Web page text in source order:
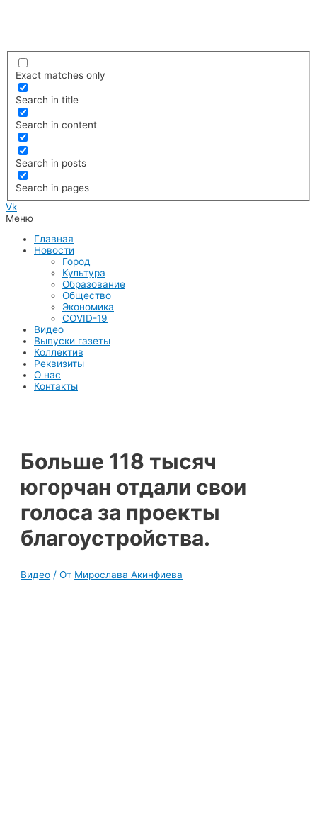
Exact matches only
Search in title
Search in content
Search in posts
Search in pages
Vk
Меню
Главная
Новости
Город
Культура
Образование
Общество
Экономика
COVID-19
Видео
Выпуски газеты
Коллектив
Реквизиты
О нас
Контакты
Больше 118 тысяч
югорчан отдали свои
голоса за проекты
благоустройства.
Видео / От Мирослава Акинфиева